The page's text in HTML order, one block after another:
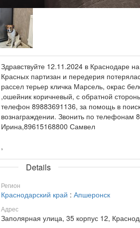
Здравствуйте 12.11.2024 в Краснодаре
Красных партизан и передерия
рассел терьер кличка Марсель, окрас
,ошейник коричневый, с обратной
телефон 89883691136, за помощь в
вознаграждении. Звонить по телефонам
Ирина,89615168800 Самвел
,
Details
Регион
Краснодарский край : Апшеронск
Адрес
Заполярная улица, 35 корпус 12,